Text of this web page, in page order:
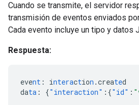
Cuando se transmite, el servidor
transmisión de eventos enviados
Cada evento incluye un tipo y datos
Respuesta:
event : interaction .created
data : {"interaction" :{"id" :